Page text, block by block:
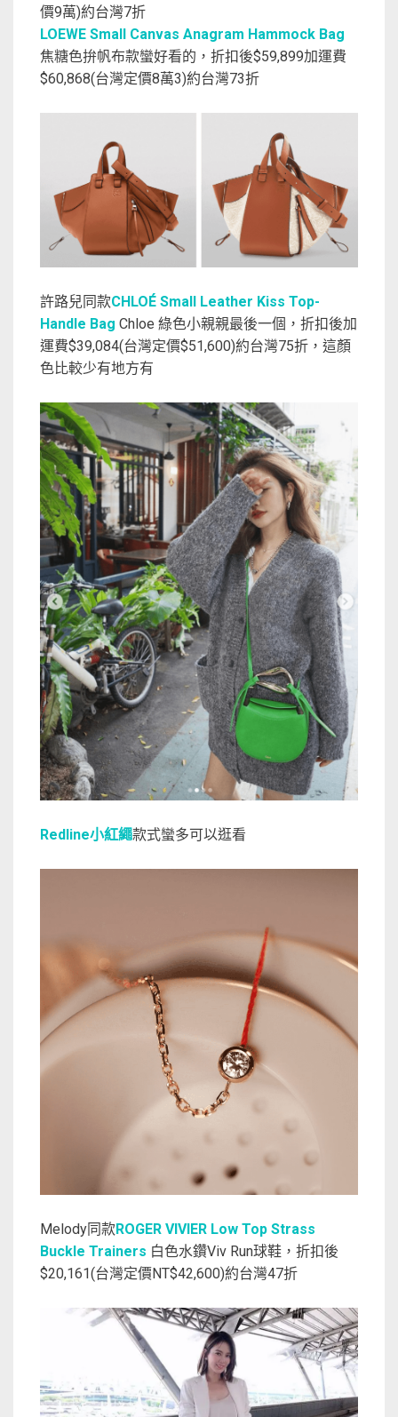
價9萬)約台灣7折
LOEWE Small Canvas Anagram Hammock Bag
焦糖色拚帆布款蠻好看的，折扣後$59,899加運費
$60,868(台灣定價8萬3)約台灣73折
許路兒同款CHLOÉ Small Leather Kiss Top-
Handle Bag Chloe 綠色小親親最後一個，折扣後加
運費$39,084(台灣定價$51,600)約台灣75折，這顏
色比較少有地方有
Redline小紅繩款式蠻多可以逛看
Melody同款ROGER VIVIER Low Top Strass
Buckle Trainers 白色水鑽Viv Run球鞋，折扣後
$20,161(台灣定價NT$42,600)約台灣47折